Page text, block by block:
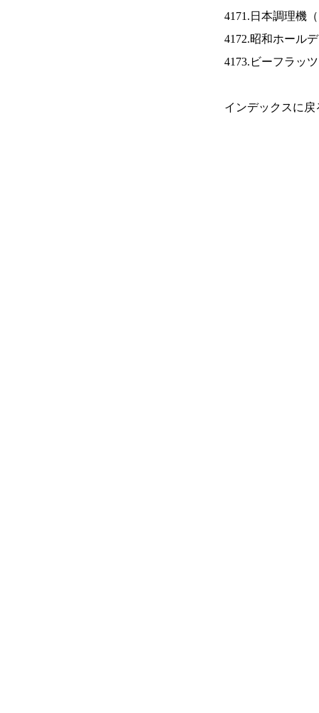
4171.日本調理機（
4172.昭和ホール
4173.ビーフラッ
インデックスに戻